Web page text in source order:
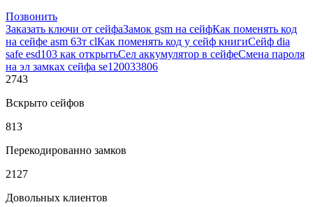
Позвонить
Заказать ключи от сейфаЗамок gsm на сейфКак поменять код
на сейфе asm 63т clКак поменять код у сейф книгиСейф dia
safe esd103 как открытьСел аккумулятор в сейфеСмена пароля
на эл замках сейфа se120033806
2743
Вскрыто сейфов
813
Перекодированно замков
2127
Довольных клиентов